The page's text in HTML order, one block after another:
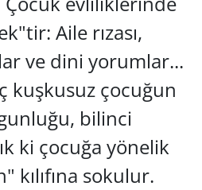
Aile rızası,
ve dini yorumlar...
kuşkusuz çocuğun
bilinci
ki çocuğa yönelik
kılıfına sokulur.